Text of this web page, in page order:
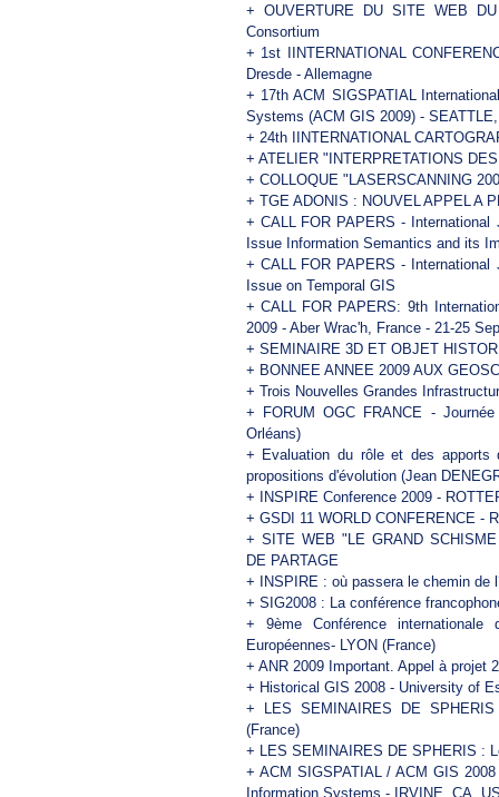
+ OUVERTURE DU SITE WEB
Consortium
+ 1st IINTERNATIONAL
Dresde - Allemagne
+ 17th ACM SIGSPATIAL
Systems (ACM GIS 2009) -
+ 24th IINTERNATIONAL
+ ATELIER "INTERPRETATIONS
+ COLLOQUE "LASERSCANNING
+ TGE ADONIS : NOUVEL APPEL A
+ CALL FOR PAPERS -
Issue Information Semantics and its
+ CALL FOR PAPERS -
Issue on Temporal GIS
+ CALL FOR PAPERS: 9th
2009 - Aber Wrac'h, France - 21-25
+ SEMINAIRE 3D ET OBJET
+ BONNEE ANNEE 2009 AUX
+ Trois Nouvelles Grandes
+
FORUM OGC FRANCE -
Orléans)
+ Evaluation du rôle et des apports
propositions d'évolution (Jean
+
INSPIRE Conference 2009 -
+ GSDI 11 WORLD CONFERENCE -
+ SITE WEB "LE GRAND
DE PARTAGE
+
INSPIRE : où passera le chemin
+ SIG2008 : La conférence
+
9ème Conférence
Européennes- LYON (France)
+ ANR 2009 Important. Appel à projet
+ Historical GIS 2008 - University of
+
LES SEMINAIRES DE
(France)
+
LES SEMINAIRES DE SPHERIS :
+ ACM SIGSPATIAL / ACM GIS
Information Systems - IRVINE, CA,